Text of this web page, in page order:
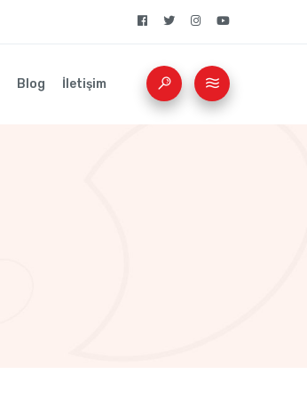
Blog İletişim